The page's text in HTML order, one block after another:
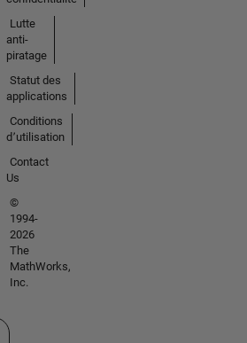
Lutte
anti-
piratage
Statut des
applications
Conditions
d՚utilisation
Contact
Us
©
1994-
2026
The
MathWorks,
Inc.
un site web